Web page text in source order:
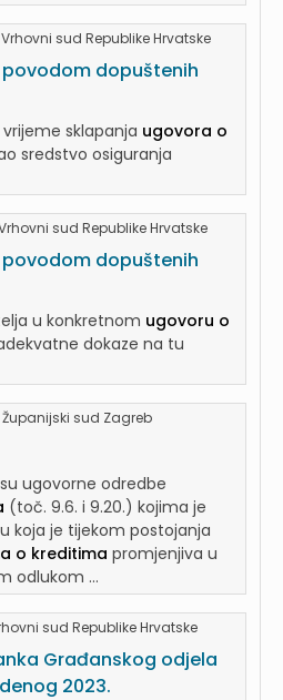
Vrhovni sud Republike Hrvatske
dopuštenih
vrijeme sklapanja ugovora o
sredstvo osiguranja
sud Republike Hrvatske
dopuštenih
u konkretnom ugovoru o
dokaze na tu
Županijski sud Zagreb
ugovorne odredbe
(toč. 9.6. i 9.20.) kojima je
koja je tijekom postojanja
o kreditima promjenjiva u
odlukom ...
sud Republike Hrvatske
Građanskog odjela
2023.